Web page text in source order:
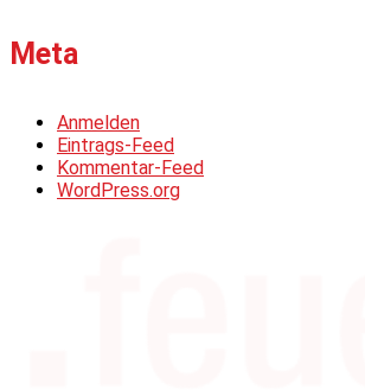
Meta
Anmelden
Eintrags-Feed
Kommentar-Feed
WordPress.org